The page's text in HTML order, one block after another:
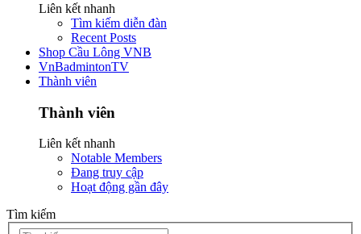
Liên kết nhanh
Tìm kiếm diễn đàn
Recent Posts
Shop Cầu Lông VNB
VnBadmintonTV
Thành viên
Thành viên
Liên kết nhanh
Notable Members
Đang truy cập
Hoạt động gần đây
Tìm kiếm